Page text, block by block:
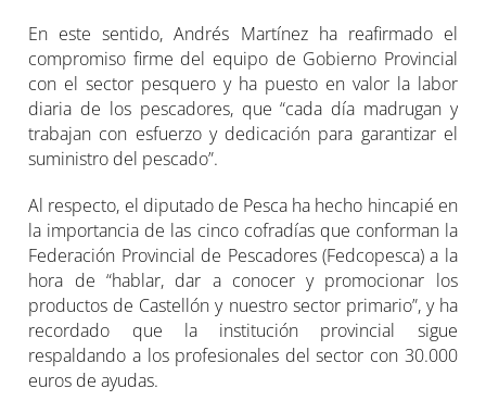
En este sentido, Andrés Martínez ha reafirmado el
compromiso firme del equipo de Gobierno Provincial
con el sector pesquero y ha puesto en valor la labor
diaria de los pescadores, que “cada día madrugan y
trabajan con esfuerzo y dedicación para garantizar el
suministro del pescado”.
Al respecto, el diputado de Pesca ha hecho hincapié en
la importancia de las cinco cofradías que conforman la
Federación Provincial de Pescadores (Fedcopesca) a la
hora de “hablar, dar a conocer y promocionar los
productos de Castellón y nuestro sector primario”, y ha
recordado que la institución provincial sigue
respaldando a los profesionales del sector con 30.000
euros de ayudas.